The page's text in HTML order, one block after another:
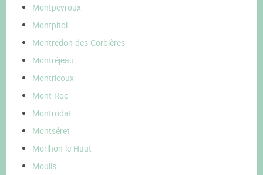
Montpeyroux
Montpitol
Montredon-des-Corbières
Montréjeau
Montricoux
Mont-Roc
Montrodat
Montséret
Morlhon-le-Haut
Moulis